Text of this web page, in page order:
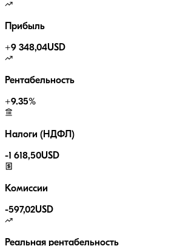
Прибыль
+9 348,04USD
Рентабельность
+9.35%
Налоги (НДФЛ)
-1 618,50USD
Комиссии
-597,02USD
Реальная рентабельность